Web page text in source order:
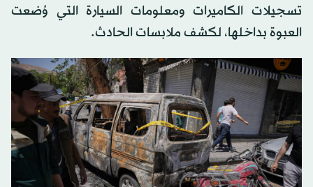
تسجيلات الكاميرات ومعلومات السيارة التي وُضعت
العبوة بداخلها، لكشف ملابسات الحادث.